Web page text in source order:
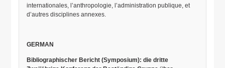
internationales, l’anthropologie, l’administration publique, et
d’autres disciplines annexes.
GERMAN
Bibliographischer Bericht (Symposium): die dritte